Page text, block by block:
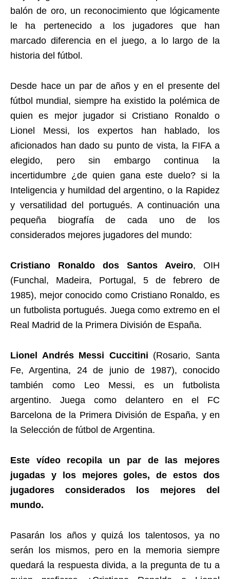
balón de oro, un reconocimiento que lógicamente
le ha pertenecido a los jugadores que han
marcado diferencia en el juego, a lo largo de la
historia del fútbol.
Desde hace un par de años y en el presente del
fútbol mundial, siempre ha existido la polémica de
quien es mejor jugador si Cristiano Ronaldo o
Lionel Messi, los expertos han hablado, los
aficionados han dado su punto de vista, la FIFA a
elegido, pero sin embargo continua la
incertidumbre ¿de quien gana este duelo? si la
Inteligencia y humildad del argentino, o la Rapidez
y versatilidad del portugués. A continuación una
pequeña biografía de cada uno de los
considerados mejores jugadores del mundo:
Cristiano Ronaldo dos Santos Aveiro, OIH
(Funchal, Madeira, Portugal, 5 de febrero de
1985), mejor conocido como Cristiano Ronaldo, es
un futbolista portugués. Juega como extremo en el
Real Madrid de la Primera División de España.
Lionel Andrés Messi Cuccitini (Rosario, Santa
Fe, Argentina, 24 de junio de 1987), conocido
también como Leo Messi, es un futbolista
argentino. Juega como delantero en el FC
Barcelona de la Primera División de España, y en
la Selección de fútbol de Argentina.
Este vídeo recopila un par de las mejores
jugadas y los mejores goles, de estos dos
jugadores considerados los mejores del
mundo.
Pasarán los años y quizá los talentosos, ya no
serán los mismos, pero en la memoria siempre
quedará la respuesta divida, a la pregunta de tu a